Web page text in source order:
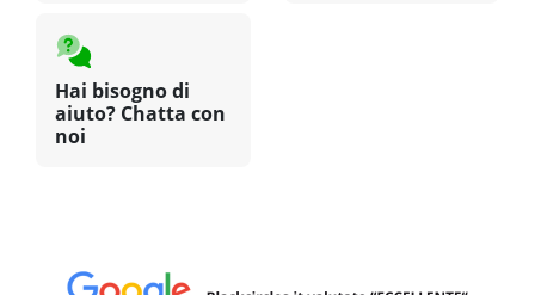
Hai bisogno di
aiuto? Chatta con
noi